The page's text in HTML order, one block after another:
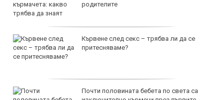
родителите
Кървене след секс – трябва ли да се
притесняваме?
Почти половината бебета по света са